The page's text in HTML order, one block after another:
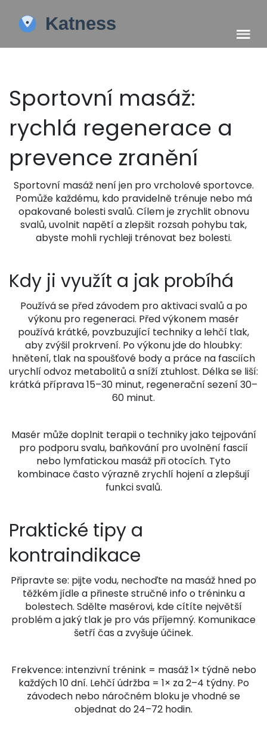
Sportovní masáž:
rychlá regenerace a
prevence zranění
Sportovní masáž není jen pro vrcholové sportovce.
Pomůže každému, kdo pravidelně trénuje nebo má
opakované bolesti svalů. Cílem je zrychlit obnovu
svalů, uvolnit napětí a zlepšit rozsah pohybu tak,
abyste mohli rychleji trénovat bez bolesti.
Kdy ji využít a jak probíhá
Používá se před závodem pro aktivaci svalů a po
výkonu pro regeneraci. Před výkonem masér
používá krátké, povzbuzující techniky a lehčí tlak,
aby zvýšil prokrvení. Po výkonu jde do hloubky:
hnětení, tlak na spoušťové body a práce na fasciích
urychlí odvoz metabolitů a sníží ztuhlost. Délka se liší:
krátká příprava 15–30 minut, regenerační sezení 30–
60 minut.
Masér může doplnit terapii o techniky jako tejpování
pro podporu svalu, baňkování pro uvolnění fascií
nebo lymfatickou masáž při otocích. Tyto
kombinace často výrazně zrychlí hojení a zlepšují
funkci svalů.
Praktické tipy a
kontraindikace
Připravte se: pijte vodu, nechoďte na masáž hned po
těžkém jídle a přineste stručné info o tréninku a
bolestech. Sdělte masérovi, kde cítíte největší
problém a jaký tlak je pro vás příjemný. Komunikace
šetří čas a zvyšuje účinek.
Frekvence: intenzivní trénink = masáž 1× týdně nebo
každých 10 dní. Lehčí údržba = 1× za 2–4 týdny. Po
závodech nebo náročném bloku je vhodné se
objednat do 24–72 hodin.